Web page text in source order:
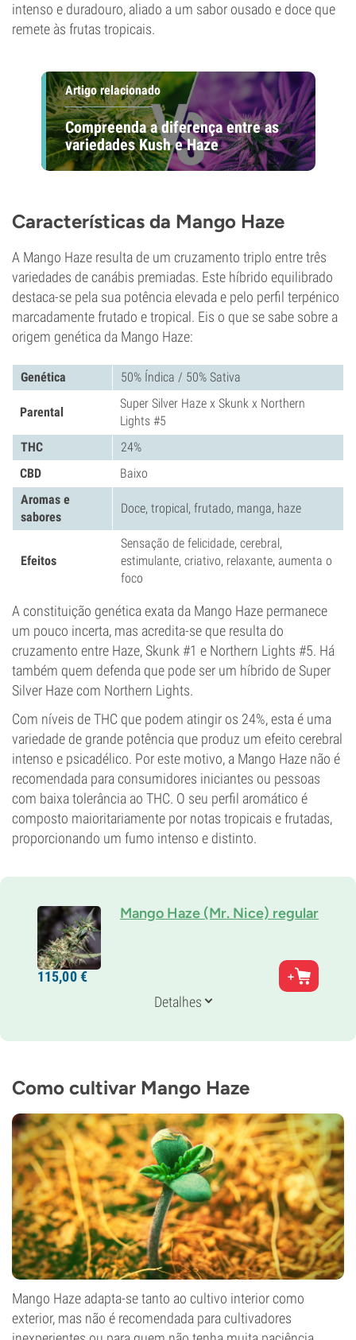
intenso e duradouro, aliado a um sabor ousado e doce que
remete às frutas tropicais.
Artigo relacionado
Compreenda a diferença entre as
variedades Kush e Haze
Características da Mango Haze
A Mango Haze resulta de um cruzamento triplo entre três
variedades de canábis premiadas. Este híbrido equilibrado
destaca-se pela sua potência elevada e pelo perfil terpénico
marcadamente frutado e tropical. Eis o que se sabe sobre a
origem genética da Mango Haze:
Genética 50% Índica / 50% Sativa
Parental
Super Silver Haze x Skunk x Northern
Lights #5
THC
24%
CBD
Baixo
Aromas e
sabores
Doce, tropical, frutado, manga, haze
Efeitos
Sensação de felicidade, cerebral,
estimulante, criativo, relaxante, aumenta o
foco
A constituição genética exata da Mango Haze permanece
um pouco incerta, mas acredita-se que resulta do
cruzamento entre Haze, Skunk #1 e Northern Lights #5. Há
também quem defenda que pode ser um híbrido de Super
Silver Haze com Northern Lights.
Com níveis de THC que podem atingir os 24%, esta é uma
variedade de grande potência que produz um efeito cerebral
intenso e psicadélico. Por este motivo, a Mango Haze não é
recomendada para consumidores iniciantes ou pessoas
com baixa tolerância ao THC. O seu perfil aromático é
composto maioritariamente por notas tropicais e frutadas,
proporcionando um fumo intenso e distinto.
Mango Haze (Mr. Nice) regular
Pais
Super Silver Haze x Skunk x Northern Lights Nº 5
50% sativa
10-11 semanas
CBD
Tipo de floração
Período de luz
115,00€
Detalhes
Como cultivar Mango Haze
Mango Haze adapta-se tanto ao cultivo interior como
exterior, mas não é recomendada para cultivadores